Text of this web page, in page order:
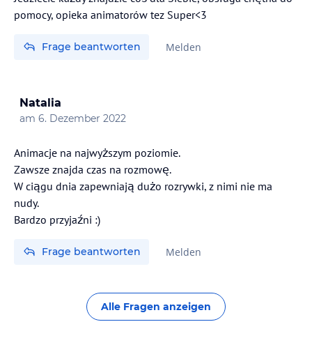
pomocy, opieka animatorów tez Super<3
Frage beantworten Melden
Natalia
am 6. Dezember 2022
Animacje na najwyższym poziomie.
Zawsze znajda czas na rozmowę.
W ciągu dnia zapewniają dużo rozrywki, z nimi nie ma
nudy.
Bardzo przyjaźni :)
Frage beantworten Melden
Alle Fragen anzeigen